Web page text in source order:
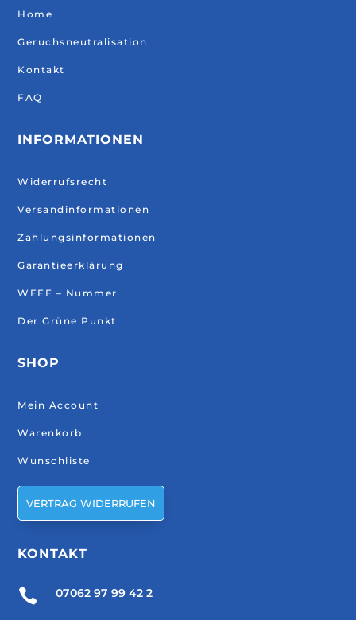
Home
Geruchsneutralisation
Kontakt
FAQ
INFORMATIONEN
Widerrufsrecht
Versandinformationen
Zahlungsinformationen
Garantieerklärung
WEEE – Nummer
Der Grüne Punkt
SHOP
Mein Account
Warenkorb
Wunschliste
VERTRAG WIDERRUFEN
KONTAKT
 07062 97 99 42 2